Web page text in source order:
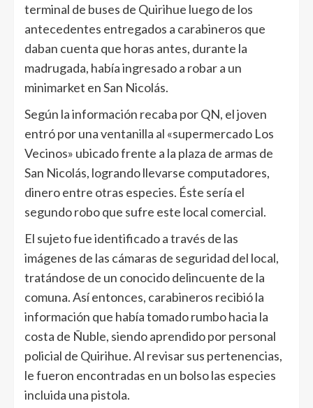
terminal de buses de Quirihue luego de los
antecedentes entregados a carabineros que
daban cuenta que horas antes, durante la
madrugada, había ingresado a robar a un
minimarket en San Nicolás.
Según la información recaba por QN, el joven
entró por una ventanilla al «supermercado Los
Vecinos» ubicado frente a la plaza de armas de
San Nicolás, logrando llevarse computadores,
dinero entre otras especies. Éste sería el
segundo robo que sufre este local comercial.
El sujeto fue identificado a través de las
imágenes de las cámaras de seguridad del local,
tratándose de un conocido delincuente de la
comuna. Así entonces, carabineros recibió la
información que había tomado rumbo hacia la
costa de Ñuble, siendo aprendido por personal
policial de Quirihue. Al revisar sus pertenencias,
le fueron encontradas en un bolso las especies
incluida una pistola.